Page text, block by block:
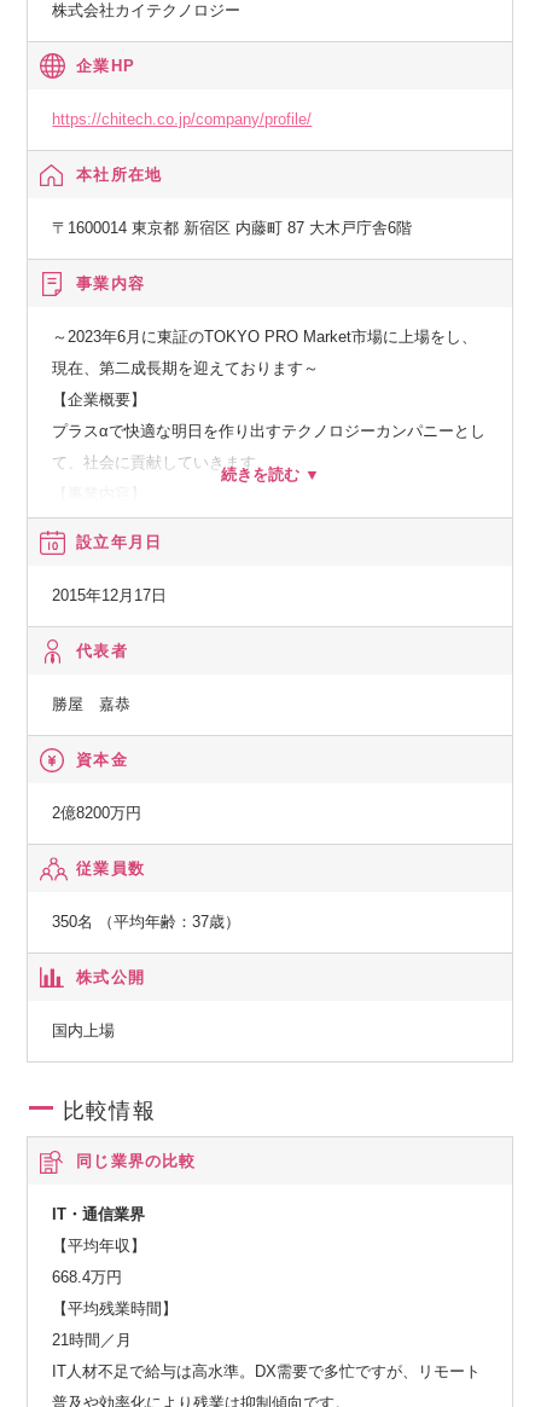
株式会社カイテクノロジー
企業HP
https://chitech.co.jp/company/profile/
本社所在地
〒1600014 東京都 新宿区 内藤町 87 大木戸庁舎6階
事業内容
～2023年6月に東証のTOKYO PRO Market市場に上場をし、
現在、第二成長期を迎えております～
【企業概要】
プラスαで快適な明日を作り出すテクノロジーカンパニーとし
て、社会に貢献していきます。
◆関東システム開発事業部：業務システム開発を中心としたI
Tインフラからシステム開発
・営放システム開発
・ITインフラ設計・構築
など
◆関西システム開発事業部：組込制御・WEB/業務系・スマホ
アプリ開発を軸とした事業展開
・スマートフォンアプリ開発
・電子書籍サイト開発
など
フトの開発、販売、サポート
・ソフトご利用環境構築
・運用、技術コンサルタント
・栄養士業務支援（データ入力代行、データ設定など）
設立年月日
2015年12月17日
代表者
勝屋 嘉恭
資本金
2億8200万円
従業員数
350名 （平均年齢：37歳）
株式公開
国内上場
比較情報
同じ業界の比較
IT・通信業界
【平均年収】
668.4万円
【平均残業時間】
21時間／月
IT人材不足で給与は高水準。DX需要で多忙ですが、リモート
普及や効率化により残業は抑制傾向です。